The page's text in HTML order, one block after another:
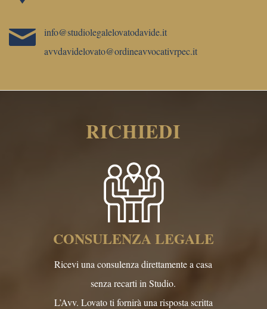
info@studiolegalelovatodavide.it
avvdavidelovato@ordineavvocativrpec.it
RICHIEDI
CONSULENZA LEGALE
Ricevi una consulenza direttamente a casa
senza recarti in Studio.
L’Avv. Lovato ti fornirà una risposta scritta